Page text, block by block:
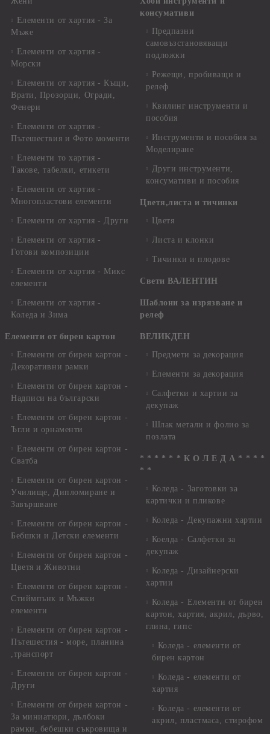
Елементи от хартия - За
Мъже
Елементи от хартия -
Морски
Елементи от хартия - Къщи,
Врати, Прозорци, Огради,
Фенери
Елементи от хартия -
Пътешествия и Фото моменти
Елементи то хартия -
Такове, табелки, етикети
Елементи от хартия -
Многопластови елементи
Елементи от хартия - Други
Елементи от хартия -
Готови композиции
Елементи от хартия - Микс
елементи
Елементи от хартия -
Коледа и Зима
Елементи от бирен картон
Елементи от бирен картон -
Декоративни рамки
Елементи от бирен картон -
Надписи на български
Елементи от бирен картон -
Ъгли и орнаменти
Елементи от бирен картон -
Сватба
Елементи от бирен картон -
Училище, Дипломиране и
Завършване
Елементи от бирен картон -
Бебшки и Детски елементи
Елементи от бирен картон -
Цветя и Животни
Елементи от бирен картон -
Стиймпънк и Мъжки
елементи
Елементи от бирен картон -
Пътешестия - море, планина
,транспорт
Елементи от бирен картон -
Други
Елементи от бирен картон -
За миниатюри, дълбоки
рамки, бебешки съкровища и
консумативи
Предпазни
самовъзстановяващи
подложки
Режещи, пробиващи и
релеф
Квилинг инструменти и
пособия
Инструменти и пособия за
Моделиране
Други инструменти,
консумативи и пособия
Цветя,листа и тичинки
Цветя
Листа и клонки
Тичинки и плодове
Свети ВАЛЕНТИН
Шаблони за изрязване и
релеф
ВЕЛИКДЕН
Предмети за декорация
Елементи за декорация
Салфетки и хартии за
декупаж
Шлак метали и фолио за
позлата
* * * * * * К О Л Е Д А * * * *
* *
Коледа - Заготовки за
картички и пликове
Коледа - Декупажни хартии
Коелда - Салфетки за
декупаж
Коледа - Дизайнерски
хартии
Коледа - Eлементи от бирен
картон, хартия, акрил, дърво,
глина, гипс
Коледа - елементи от
бирен картон
Коледа - елементи от
хартия
Коледа - елементи от
акрил, пластмаса, стирофом